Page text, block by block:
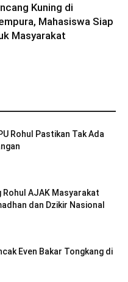
Kuning di
Mahasiswa Siap
Masyarakat
Rohul Pastikan Tak Ada
Rohul AJAK Masyarakat
dan Dzikir Nasional
Even Bakar Tongkang di